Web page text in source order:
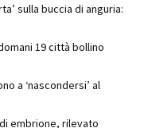
sulla buccia di anguria:
19 città bollino
a ‘nascondersi’ al
embrione, rilevato